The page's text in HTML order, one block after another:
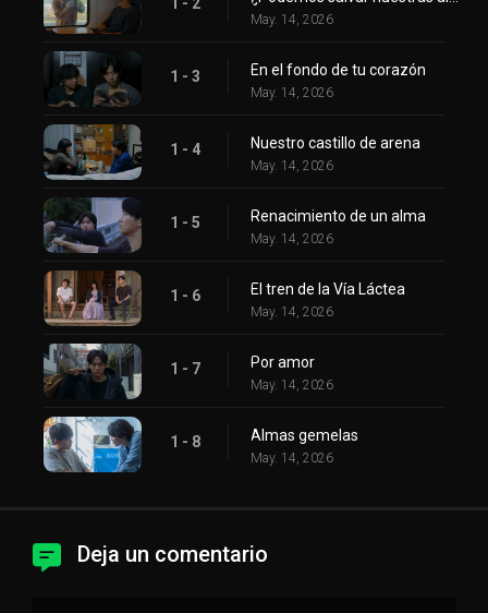
May. 14, 2026
1 - 3 En el fondo de tu corazón
May. 14, 2026
1 - 4 Nuestro castillo de arena
May. 14, 2026
1 - 5 Renacimiento de un alma
May. 14, 2026
1 - 6 El tren de la Vía Láctea
May. 14, 2026
1 - 7 Por amor
May. 14, 2026
1 - 8 Almas gemelas
May. 14, 2026
Deja un comentario